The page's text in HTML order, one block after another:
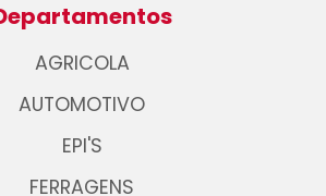
AGRICOLA
AUTOMOTIVO
EPI'S
FERRAGENS